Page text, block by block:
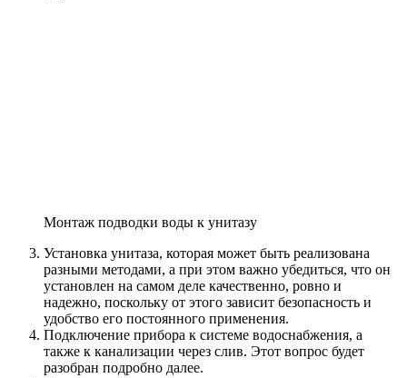
Монтаж подводки воды к унитазу
Установка унитаза, которая может быть реализована
разными методами, а при этом важно убедиться, что он
установлен на самом деле качественно, ровно и
надежно, поскольку от этого зависит безопасность и
удобство его постоянного применения.
Подключение прибора к системе водоснабжения, а
также к канализации через слив. Этот вопрос будет
разобран подробно далее.